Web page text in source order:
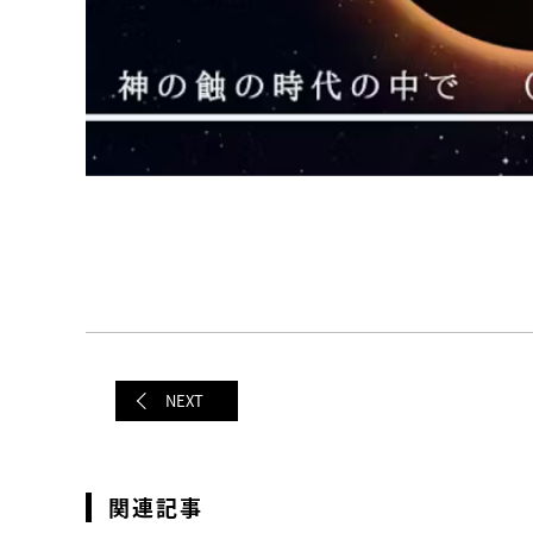
NEXT
関連記事